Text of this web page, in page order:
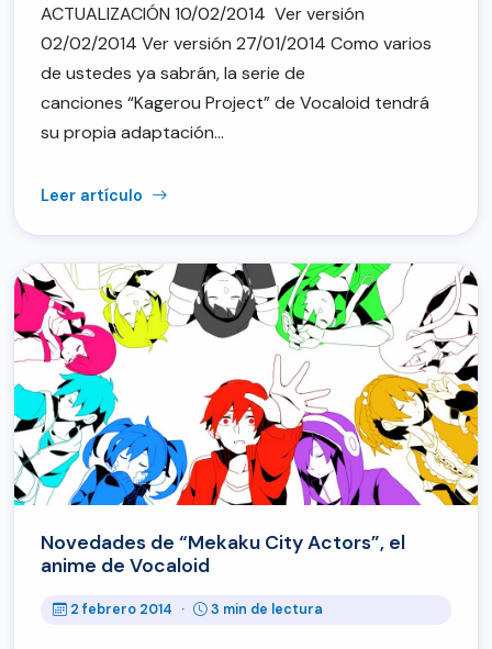
ACTUALIZACIÓN 10/02/2014 Ver versión
02/02/2014 Ver versión 27/01/2014 Como varios
de ustedes ya sabrán, la serie de
canciones “Kagerou Project” de Vocaloid tendrá
su propia adaptación…
Leer artículo
Novedades de “Mekaku City Actors”, el
anime de Vocaloid
2 febrero 2014 · 3 min de lectura